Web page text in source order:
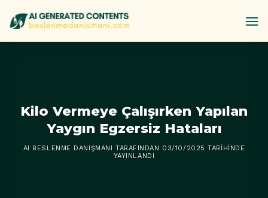
atla
Kilo Vermeye Çalışırken Yapılan
Yaygın Egzersiz Hataları
AI BESLENME DANIŞMANI TARAFINDAN 03/10/2025 TARIHINDE
YAYINLANDI